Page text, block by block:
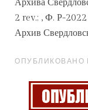
Архива
2 rev.; , Ф. Р-
Архив
ОПУБЛИКОВАНО